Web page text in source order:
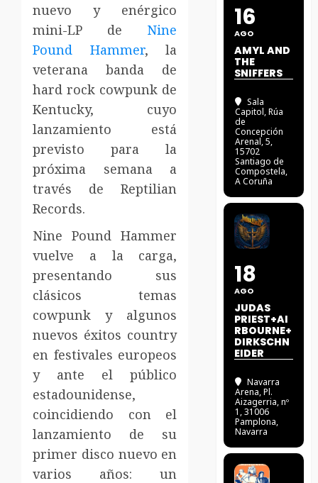
nuevo y enérgico
mini-LP de Nine
Pound Hammer, la
veterana banda de
hard rock cowpunk de
Kentucky, cuyo
lanzamiento está
previsto para la
próxima semana a
través de Reptilian
Records.
Nine Pound Hammer
vuelve a la carga,
presentando sus
clásicos temas
cowpunk y algunos
nuevos éxitos country
en festivales europeos
y ante el público
estadounidense,
coincidiendo con el
lanzamiento de su
primer disco nuevo en
varios años: un
16
AGO
AMYL AND
THE
SNIFFERS
Sala
Capitol, Rúa
de
Concepción
Arenal, 5,
15702
Santiago de
Compostela,
A Coruña
18
AGO
JUDAS
PRIEST+AI
RBOURNE+
DIRKSCHN
EIDER
Navarra
Arena, Pl.
Aizagerria, nº
1, 31006
Pamplona,
Navarra